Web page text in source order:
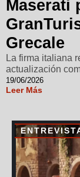
Maserati
Grecale
La firma italiana
actualización
19/06/2026
Leer Más